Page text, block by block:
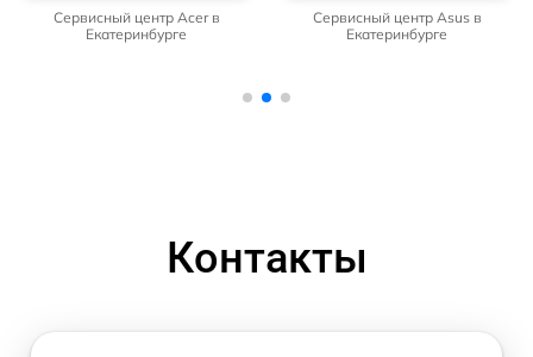
Сервисный центр Acer в
Екатеринбурге
Сервисный центр Asus в
Екатеринбурге
Контакты